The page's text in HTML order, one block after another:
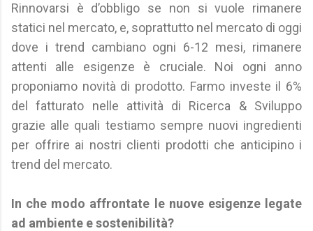
Rinnovarsi è d’obbligo se non si vuole rimanere
statici nel mercato, e, soprattutto nel mercato di oggi
dove i trend cambiano ogni 6-12 mesi, rimanere
attenti alle esigenze è cruciale. Noi ogni anno
proponiamo novità di prodotto. Farmo investe il 6%
del fatturato nelle attività di Ricerca & Sviluppo
grazie alle quali testiamo sempre nuovi ingredienti
per offrire ai nostri clienti prodotti che anticipino i
trend del mercato.
In che modo affrontate le nuove esigenze legate
ad ambiente e sostenibilità?